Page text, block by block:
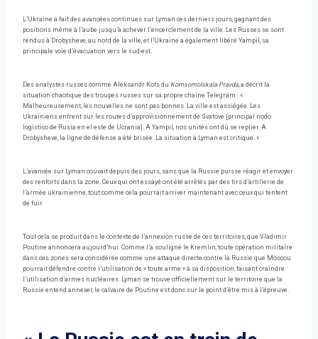
L’Ukraine a fait des avancées continues sur Lyman ces derniers jours, gagnant des
positions même à l’aube jusqu’à achever l’encerclement de la ville. Les Russes se sont
rendus à Drobysheve, au nord de la ville, et l’Ukraine a également libéré Yampil, sa
principale voie d’évacuation vers le sud-est.
Des analystes russes comme Aleksandr Kots du Komsomolskaïa Pravda, a décrit la
situation chaotique des troupes russes sur sa propre chaîne Telegram : «
Malheureusement, les nouvelles ne sont pas bonnes. La ville est assiégée. Les
Ukrainiens entrent sur les routes d’approvisionnement de Svatove [principal nodo
logístico de Rusia en el este de Ucrania]. A Yampil, nos unités ont dû se replier. A
Drobysheve, la ligne de défense a été brisée. La situation à Lyman est critique. »
L’avancée sur Lyman couvait depuis des jours, sans que la Russie puisse réagir et envoyer
des renforts dans la zone. Ceux qui ont essayé ont été arrêtés par des tirs d’artillerie de
l’armée ukrainienne, tout comme cela pourrait arriver maintenant avec ceux qui tentent
de fuir.
Tout cela se produit dans le contexte de l’annexion russe de ces territoires, que Vladimir
Poutine annoncera aujourd’hui. Comme l’a souligné le Kremlin, toute opération militaire
dans ces zones sera considérée comme une attaque directe contre la Russie que Moscou
pourrait défendre contre l’utilisation de « toute arme » à sa disposition, faisant craindre
l’utilisation d’armes nucléaires. Lyman se trouve officiellement sur le territoire que la
Russie entend annexer, le calvaire de Poutine est donc sur le point d’être mis à l’épreuve.